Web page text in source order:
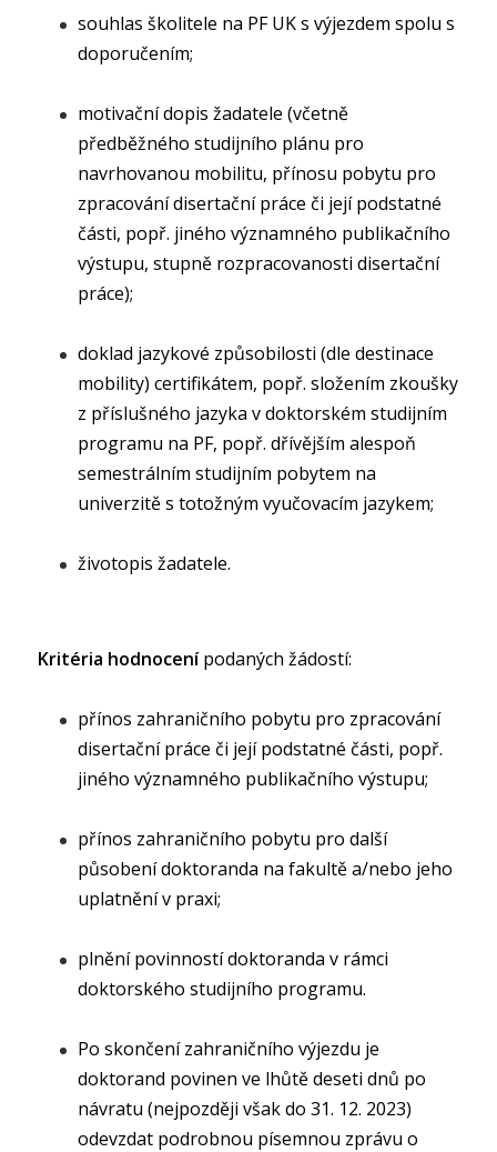
souhlas školitele na PF UK s výjezdem spolu s
doporučením;
motivační dopis žadatele (včetně
předběžného studijního plánu pro
navrhovanou mobilitu, přínosu pobytu pro
zpracování disertační práce či její podstatné
části, popř. jiného významného publikačního
výstupu, stupně rozpracovanosti disertační
práce);
doklad jazykové způsobilosti (dle destinace
mobility) certifikátem, popř. složením zkoušky
z příslušného jazyka v doktorském studijním
programu na PF, popř. dřívějším alespoň
semestrálním studijním pobytem na
univerzitě s totožným vyučovacím jazykem;
životopis žadatele.
Kritéria hodnocenípodaných žádostí:
přínos zahraničního pobytu pro zpracování
disertační práce či její podstatné části, popř.
jiného významného publikačního výstupu;
přínos zahraničního pobytu pro další
působení doktoranda na fakultě a/nebo jeho
uplatnění v praxi;
plnění povinností doktoranda v rámci
doktorského studijního programu.
Po skončení zahraničního výjezdu je
doktorand povinen ve lhůtě deseti dnů po
návratu (nejpozději však do 31. 12. 2023)
odevzdat podrobnou písemnou zprávu o